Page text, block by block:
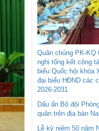
Quân chủng PK-
nghị tổng kết công
biểu Quốc hội khóa
đại biểu HĐND các
2026-2031
Dấu ấn Bộ đội
quân trên địa bàn
Lễ kỷ niệm 50 năm